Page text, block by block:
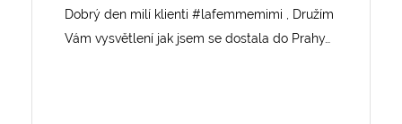
Dobrý den milí klienti #lafemmemimi , Družím
Vám vysvětlení jak jsem se dostala do Prahy…